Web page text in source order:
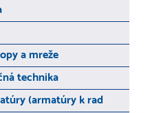
a mreže
technika
(armatúry k rad